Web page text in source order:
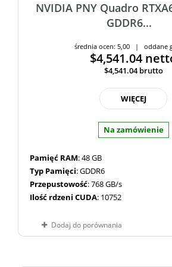
NVIDIA PNY Quadro
GDDR6...
średnia ocen: 5,00 | oddane
$4,541.04
$4,541.04brutto
WIĘCEJ
Na zamówienie
Pamięć RAM: 48 GB
Typ Pamięci: GDDR6
Przepustowość: 768 GB/s
Ilość rdzeni CUDA: 10752
Dodaj do porównania